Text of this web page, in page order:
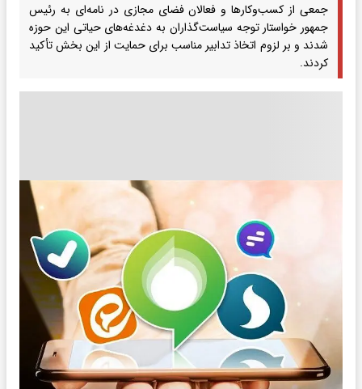
جمعی از کسب‌وکارها و فعالان فضای مجازی در نامه‌ای به رئیس
جمهور خواستار توجه سیاست‌گذاران به دغدغه‌های حیاتی این حوزه
شدند و بر لزوم اتخاذ تدابیر مناسب برای حمایت از این بخش تأکید
کردند.